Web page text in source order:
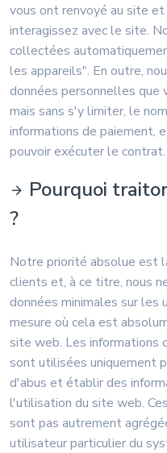
vous ont renvoyé au site
interagissez avec le site.
collectées
les appareils". En outre,
données personnelles que
mais sans s'y limiter, le
informations de paiement,
pouvoir exécuter le contrat.
Pourquoi
?
Notre priorité absolue est
clients et, à ce titre, nous
données minimales sur les
mesure où cela est
site web. Les
sont utilisées uniquement
d'abus et établir des
l'utilisation du site web.
sont pas autrement
utilisateur particulier du